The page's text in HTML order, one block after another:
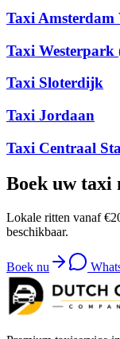
Taxi Amsterdam
Taxi
Taxi Sloterdijk
Taxi Jordaan
Taxi Centraal
Boek uw taxi
Lokale ritten vanaf
beschikbaar.
Boek nu